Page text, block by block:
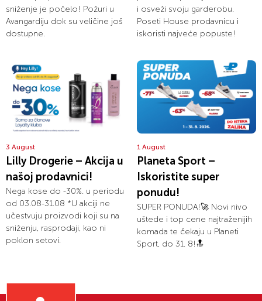
sniženje je počelo! Požuri u
Avangardiju dok su veličine još
dostupne.
i osveži svoju garderobu.
Poseti House prodavnicu i
iskoristi najveće popuste!
3 August
Lilly Drogerie – Akcija u
našoj prodavnici!
Nega kose do -30%. u periodu
od 03.08-31.08 *U akciji ne
učestvuju proizvodi koji su na
sniženju, rasprodaji, kao ni
poklon setovi.
1 August
Planeta Sport –
Iskoristite super
ponudu!
SUPER PONUDA!🚀 Novi nivo
uštede i top cene najtraženijih
komada te čekaju u Planeti
Sport, do 31. 8!🔝